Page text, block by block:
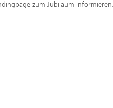
zum Jubiläum